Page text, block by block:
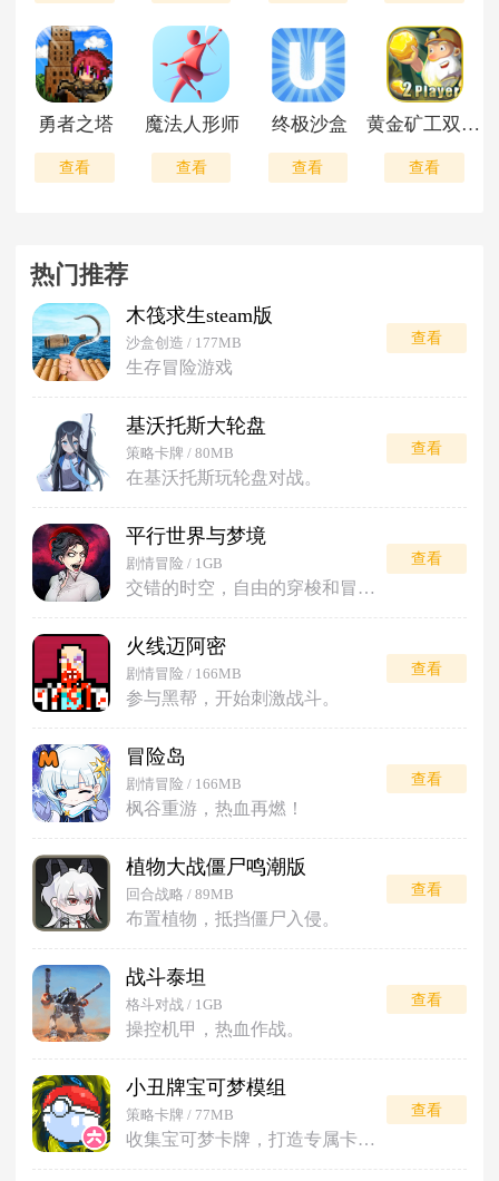
勇者之塔
查看
魔法人形师
查看
终极沙盒
查看
黄金矿工双人疯狂版
查看
热门推荐
木筏求生steam版
沙盒创造 / 177MB
生存冒险游戏
查看
基沃托斯大轮盘
策略卡牌 / 80MB
在基沃托斯玩轮盘对战。
查看
平行世界与梦境
剧情冒险 / 1GB
交错的时空，自由的穿梭和冒险。
查看
火线迈阿密
剧情冒险 / 166MB
参与黑帮，开始刺激战斗。
查看
冒险岛
剧情冒险 / 166MB
枫谷重游，热血再燃！
查看
植物大战僵尸鸣潮版
回合战略 / 89MB
布置植物，抵挡僵尸入侵。
查看
战斗泰坦
格斗对战 / 1GB
操控机甲，热血作战。
查看
小丑牌宝可梦模组
策略卡牌 / 77MB
收集宝可梦卡牌，打造专属卡组对战。
查看